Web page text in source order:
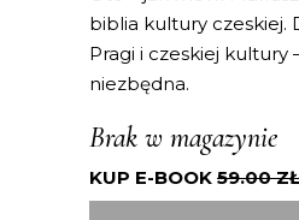
oceny
klienta
biblia kultury czeskiej.
Pragi i czeskiej kultury
niezbędna.
Brak w magazynie
KUP E-BOOK 59.00ZŁ